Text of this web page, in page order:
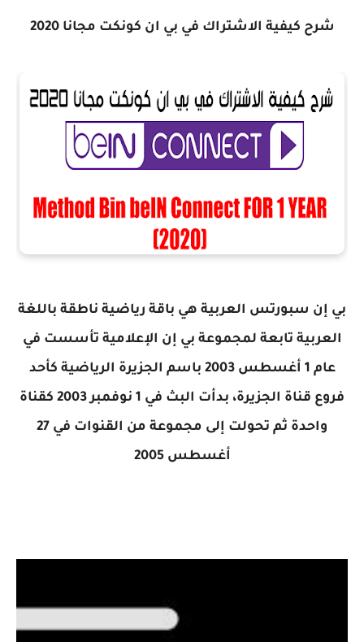
شرح كيفية الاشتراك في بي ان كونكت مجانا 2020
بي إن سبورتس العربية هي باقة رياضية ناطقة باللغة
العربية تابعة لمجموعة بي إن الإعلامية تأسست في
عام 1 أغسطس 2003 باسم الجزيرة الرياضية كأحد
فروع قناة الجزيرة، بدأت البث في 1 نوفمبر 2003 كقناة
واحدة ثم تحولت إلى مجموعة من القنوات في 27
أغسطس 2005